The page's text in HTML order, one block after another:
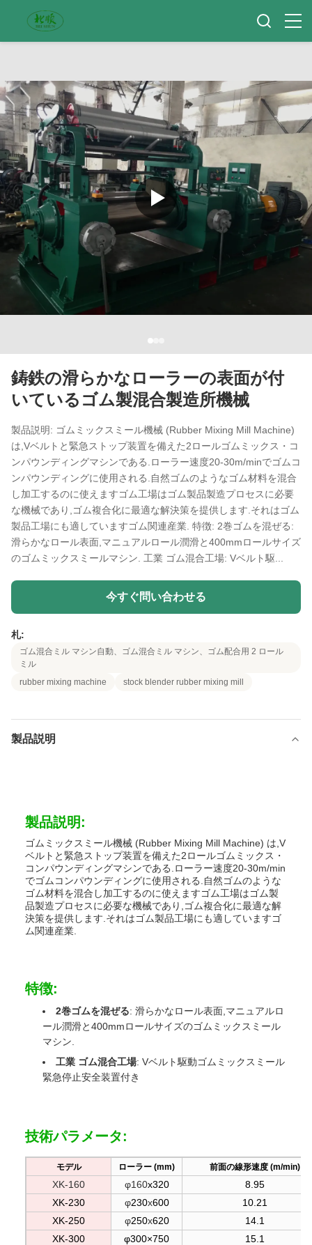
鋳鉄の滑らかなローラーの表面が付
いているゴム製混合製造所機械
製品説明: ゴムミックスミール機械 (Rubber Mixing Mill Machine)
は,Vベルトと緊急ストップ装置を備えた2ロールゴムミックス・コ
ンパウンディングマシンである.ローラー速度20-30m/minでゴムコ
ンパウンディングに使用される.自然ゴムのようなゴム材料を混合
し加工するのに使えますゴム工場はゴム製品製造プロセスに必要
な機械であり,ゴム複合化に最適な解決策を提供します.それはゴム
製品工場にも適していますゴム関連産業. 特徴: 2巻ゴムを混ぜる:
滑らかなロール表面,マニュアルロール潤滑と400mmロールサイズ
のゴムミックスミールマシン. 工業 ゴム混合工場: Vベルト駆...
今すぐ問い合わせる
札:
ゴム混合ミル マシン自動、ゴム混合ミル マシン、ゴム配合用 2 ロール
ミル
rubber mixing machine
stock blender rubber mixing mill
製品説明
製品説明:
ゴムミックスミール機械 (Rubber Mixing Mill Machine) は,V
ベルトと緊急ストップ装置を備えた2ロールゴムミックス・
コンパウンディングマシンである.ローラー速度20-30m/min
でゴムコンパウンディングに使用される.自然ゴムのような
ゴム材料を混合し加工するのに使えますゴム工場はゴム製
品製造プロセスに必要な機械であり,ゴム複合化に最適な解
決策を提供します.それはゴム製品工場にも適していますゴ
ム関連産業.
特徴:
2巻ゴムを混ぜる: 滑らかなロール表面,マニュアルロ
ール潤滑と400mmロールサイズのゴムミックスミール
マシン.
工業 ゴム混合工場: Vベルト駆動ゴムミックスミール
緊急停止安全装置付き
技術パラメータ:
モデル ローラー (mm) 前面の線形速度 (m/min)
XK-160 φ160x320
8.95
XK-230
φ230x600
10.21
XK-250
φ250x620
14.1
XK-300
φ300×750
15.1